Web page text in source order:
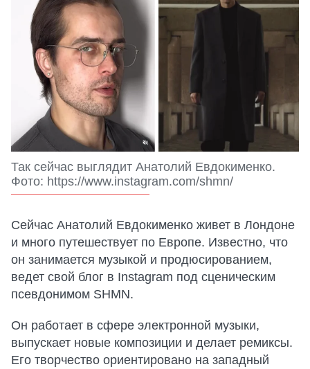
Так сейчас выглядит Анатолий Евдокименко.
Фото: https://www.instagram.com/shmn/
Сейчас Анатолий Евдокименко живет в Лондоне
и много путешествует по Европе. Известно, что
он занимается музыкой и продюсированием,
ведет свой блог в Instagram под сценическим
псевдонимом SHMN.
Он работает в сфере электронной музыки,
выпускает новые композиции и делает ремиксы.
Его творчество ориентировано на западный